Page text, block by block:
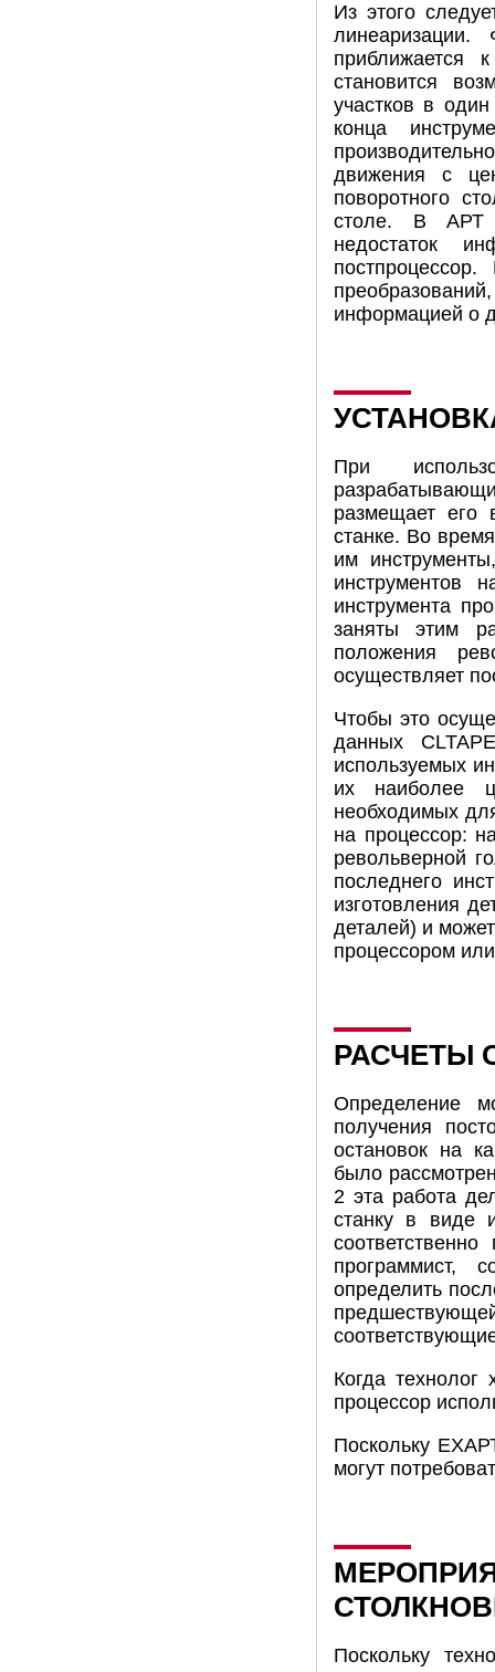
Из этого
линеаризации.
приближается
становится
участков в
конца
движения с
поворотного
столе. В АРТ
недостаток
информацией о
При
размещает его
станке. Во
им
инструментов
инструмента
заняты этим
положения
осуществляет
Чтобы это
данных
используемых
их наиболее
необходимых
на процессор:
револьверной
последнего
изготовления
деталей) и
процессором
РАСЧЕТЫ
Определение
получения
остановок на
было
2 эта работа
станку в виде
программист,
определить
Когда технолог
процессор
Поскольку
могут
Поскольку